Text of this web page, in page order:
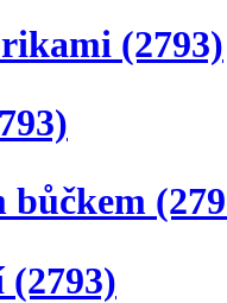
(2793)
bůčkem
(2793)